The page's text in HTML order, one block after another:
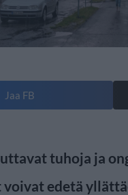
Jaa FB
tuhoja ja
edetä